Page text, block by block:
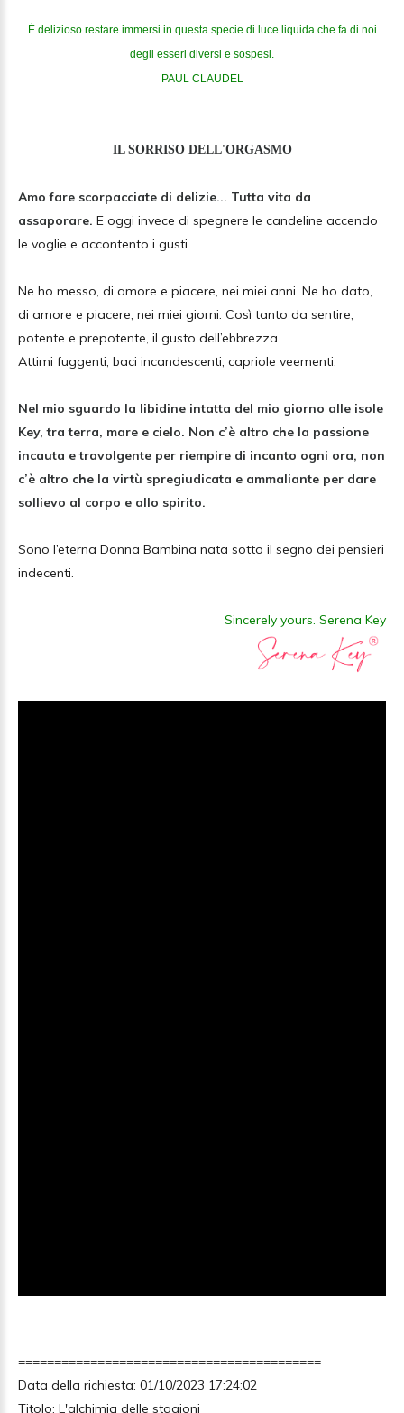
È delizioso restare immersi in questa specie di luce liquida che fa di noi
degli esseri diversi e sospesi.
PAUL CLAUDEL
IL SORRISO DELL'ORGASMO
Amo fare scorpacciate di delizie... Tutta vita da
assaporare. E oggi invece di spegnere le candeline accendo
le voglie e accontento i gusti.
Ne ho messo, di amore e piacere, nei miei anni. Ne ho dato,
di amore e piacere, nei miei giorni. Così tanto da sentire,
potente e prepotente, il gusto dell’ebbrezza.
Attimi fuggenti, baci incandescenti, capriole veementi.
Nel mio sguardo la libidine intatta del mio giorno alle isole
Key, tra terra, mare e cielo. Non c’è altro che la passione
incauta e travolgente per riempire di incanto ogni ora, non
c’è altro che la virtù spregiudicata e ammaliante per dare
sollievo al corpo e allo spirito.
Sono l’eterna Donna Bambina nata sotto il segno dei pensieri
indecenti.
Sincerely yours. Serena Key
==========================================
Data della richiesta: 01/10/2023 17:24:02
Titolo: L'alchimia delle stagioni